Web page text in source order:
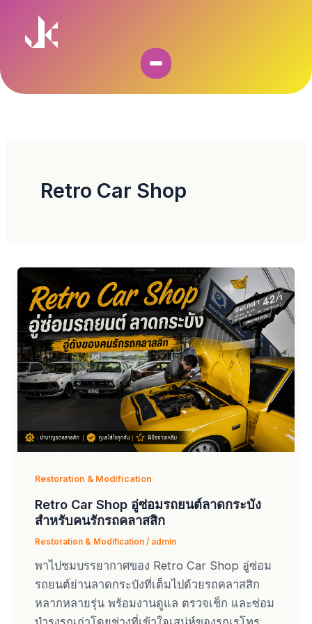
content
Retro Car Shop
Restoration & Modification
Retro Car Shop อู่ซ่อมรถยนต์ลาดกระบัง
สำหรับคนรักรถคลาสสิก
Restoration & Modification/ admin
พาไปชมบรรยากาศของ Retro Car Shop อู่ซ่อม
รถยนต์ย่านลาดกระบังที่เต็มไปด้วยรถคลาสสิก
หลากหลายรุ่น พร้อมงานดูแล ตรวจเช็ก และซ่อม